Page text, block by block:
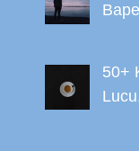
50+